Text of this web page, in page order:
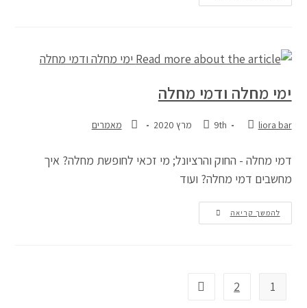
ימי מחלה ודמי מחלה
liora bar 9th מרץ 2020 מאמרים
דמי מחלה - החוק והרציונל; מי זכאי לחופשת מחלה? איך
מחשבים דמי מחלה? ועוד
להמשך קריאה
1
2